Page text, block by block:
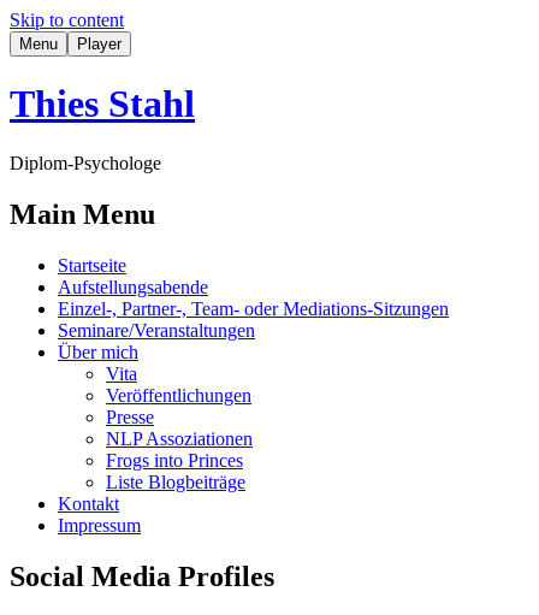
Skip to content
Menu Player
Thies Stahl
Diplom-Psychologe
Main Menu
Startseite
Aufstellungsabende
Einzel-, Partner-, Team- oder Mediations-Sitzungen
Seminare/Veranstaltungen
Über mich
Vita
Veröffentlichungen
Presse
NLP Assoziationen
Frogs into Princes
Liste Blogbeiträge
Kontakt
Impressum
Social Media Profiles